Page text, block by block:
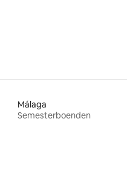
Málaga
Semesterboenden